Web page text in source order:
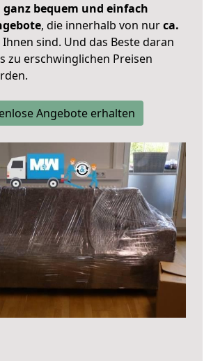
ganz bequem und einfach
, die innerhalb von nurca.
Ihnen sind. Und das Beste daran
zu erschwinglichen Preisen
Angebote erhalten